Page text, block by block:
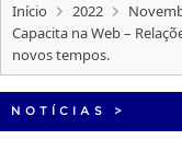
CONCURSOS
EDITAIS
Início 2022
Capacita na Web –
novos tempos.
NOTÍCIAS >